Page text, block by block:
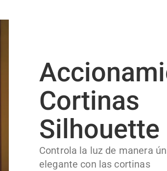
Cortinas
Silhouette
Controla la luz de manera
elegante con las cortinas